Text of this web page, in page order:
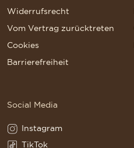
Widerrufsrecht
Vom Vertrag zurücktreten
Cookies
Barrierefreiheit
Social Media
Instagram(Opens in a new tab)
Instagram
TikTok